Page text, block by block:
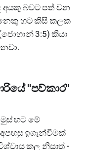
බවට පත් වන
හට කිසි කලක
3:5) කියා
"පව්කාර"
හට මේ
අපහසු ඉගැන්වීමක්
කල නිසාත් -